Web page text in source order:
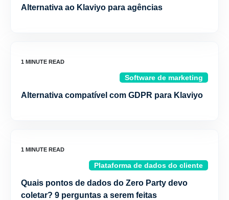
Alternativa ao Klaviyo para agências
Software de marketing
Alternativa compatível com GDPR para Klaviyo
Plataforma de dados do cliente
Quais pontos de dados do Zero Party devo
coletar? 9 perguntas a serem feitas